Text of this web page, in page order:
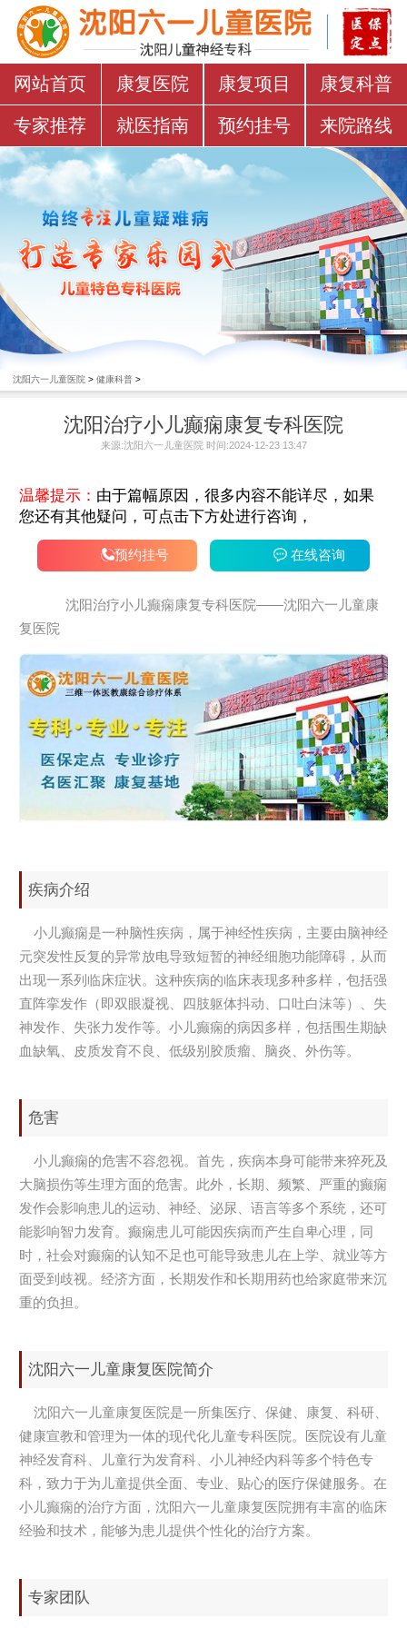
网站首页 康复医院 康复项目 康复科普
专家推荐 就医指南 预约挂号 来院路线
沈阳六一儿童医院 > 健康科普 >
沈阳治疗小儿癫痫康复专科医院
来源:沈阳六一儿童医院 时间:2024-12-23 13:47
温馨提示： 由于篇幅原因，很多内容不能详尽，如果
您还有其他疑问，可点击下方处进行咨询，
预约挂号 在线咨询
沈阳治疗小儿癫痫康复专科医院——沈阳六一儿童康
复医院
疾病介绍
小儿癫痫是一种脑性疾病，属于神经性疾病，主要由脑神经
元突发性反复的异常放电导致短暂的神经细胞功能障碍，从而
出现一系列临床症状。这种疾病的临床表现多种多样，包括强
直阵挛发作（即双眼凝视、四肢躯体抖动、口吐白沫等）、失
神发作、失张力发作等。小儿癫痫的病因多样，包括围生期缺
血缺氧、皮质发育不良、低级别胶质瘤、脑炎、外伤等。
危害
小儿癫痫的危害不容忽视。首先，疾病本身可能带来猝死及
大脑损伤等生理方面的危害。此外，长期、频繁、严重的癫痫
发作会影响患儿的运动、神经、泌尿、语言等多个系统，还可
能影响智力发育。癫痫患儿可能因疾病而产生自卑心理，同
时，社会对癫痫的认知不足也可能导致患儿在上学、就业等方
面受到歧视。经济方面，长期发作和长期用药也给家庭带来沉
重的负担。
沈阳六一儿童康复医院简介
沈阳六一儿童康复医院是一所集医疗、保健、康复、科研、
健康宣教和管理为一体的现代化儿童专科医院。医院设有儿童
神经发育科、儿童行为发育科、小儿神经内科等多个特色专
科，致力于为儿童提供全面、专业、贴心的医疗保健服务。在
小儿癫痫的治疗方面，沈阳六一儿童康复医院拥有丰富的临床
经验和技术，能够为患儿提供个性化的治疗方案。
专家团队